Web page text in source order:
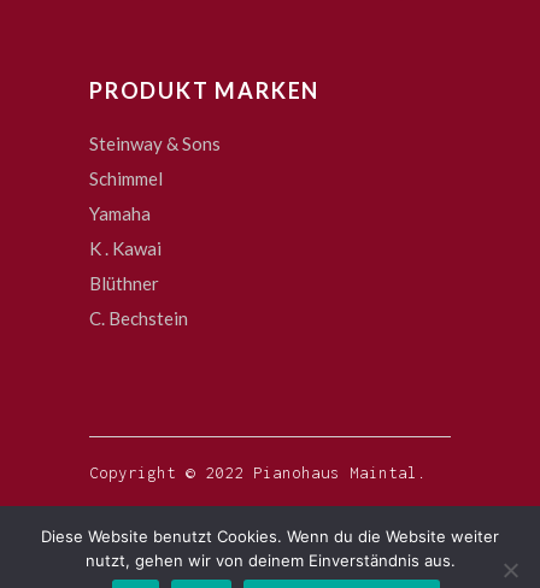
PRODUKT MARKEN
Steinway & Sons
Schimmel
Yamaha
K . Kawai
Blüthner
C. Bechstein
Copyright © 2022 Pianohaus Maintal.
Diese Website benutzt Cookies. Wenn du die Website weiter
nutzt, gehen wir von deinem Einverständnis aus.